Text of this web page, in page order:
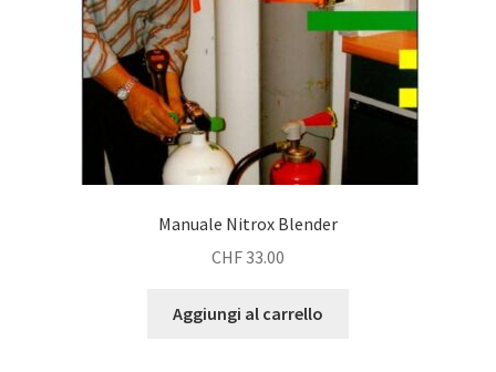
Manuale Nitrox Blender
CHF33.00
Aggiungi al carrello